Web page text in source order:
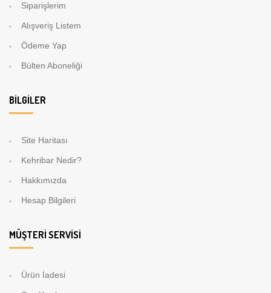
Siparişlerim
Alışveriş Listem
Ödeme Yap
Bülten Aboneliği
BILGILER
Site Haritası
Kehribar Nedir?
Hakkımızda
Hesap Bilgileri
MÜŞTERI SERVISI
Ürün İadesi